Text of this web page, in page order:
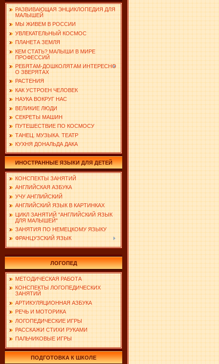
РАЗВИВАЮЩАЯ ЭНЦИКЛОПЕДИЯ ДЛЯ
МАЛЫШЕЙ
МЫ ЖИВЕМ В РОССИИ
УВЛЕКАТЕЛЬНЫЙ КОСМОС
ПЛАНЕТА ЗЕМЛЯ
КЕМ СТАТЬ? МАЛЫШИ В МИРЕ
ПРОФЕССИЙ
РЕБЯТАМ-ДОШКОЛЯТАМ ИНТЕРЕСНО
О ЗВЕРЯТАХ
РАСТЕНИЯ
КАК УСТРОЕН ЧЕЛОВЕК
НАУКА ВОКРУГ НАС
ВЕЛИКИЕ ЛЮДИ
СЕКРЕТЫ МАШИН
ПУТЕШЕСТВИЕ ПО КОСМОСУ
ТАНЕЦ. МУЗЫКА. ТЕАТР
КУХНЯ ДОНАЛЬДА ДАКА
ИНОСТРАННЫЕ ЯЗЫКИ ДЛЯ ДЕТЕЙ
КОНСПЕКТЫ ЗАНЯТИЙ
АНГЛИЙСКАЯ АЗБУКА
УЧУ АНГЛИЙСКИЙ
АНГЛИЙСКИЙ ЯЗЫК В КАРТИНКАХ
ЦИКЛ ЗАНЯТИЙ "АНГЛИЙСКИЙ ЯЗЫК
ДЛЯ МАЛЫШЕЙ"
ЗАНЯТИЯ ПО НЕМЕЦКОМУ ЯЗЫКУ
ФРАНЦУЗСКИЙ ЯЗЫК
ЛОГОПЕД
МЕТОДИЧЕСКАЯ РАБОТА
КОНСПЕКТЫ ЛОГОПЕДИЧЕСКИХ
ЗАНЯТИЙ
АРТИКУЛЯЦИОННАЯ АЗБУКА
РЕЧЬ И МОТОРИКА
ЛОГОПЕДИЧЕСКИЕ ИГРЫ
РАССКАЖИ СТИХИ РУКАМИ
ПАЛЬЧИКОВЫЕ ИГРЫ
ПОДГОТОВКА К ШКОЛЕ